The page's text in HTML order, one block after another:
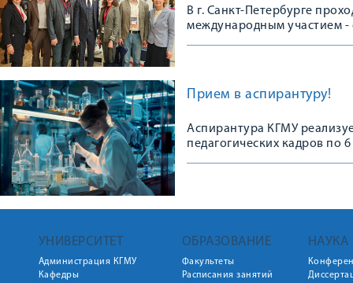
В г. Санкт-Петербурге
международным участием -
Прием в аспирантуру!
Аспирантура КГМУ
педагогических кадров по
УНИВЕРСИТЕТ
Администрация КГМУ
Кафедры
ОБРАЗОВАНИЕ
Факультеты
Расписания занятий
НАУКА